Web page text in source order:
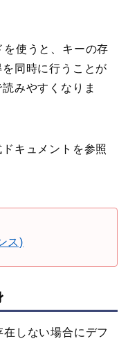
を使うと、キーの存
同時に行うことが
みやすくなりま
キュメントを参照
ス)
在しない場合にデフ